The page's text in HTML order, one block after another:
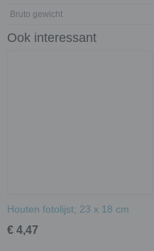
Bruto gewicht
Ook interessant
Houten fotolijst; 23 x 18 cm
€ 4,47